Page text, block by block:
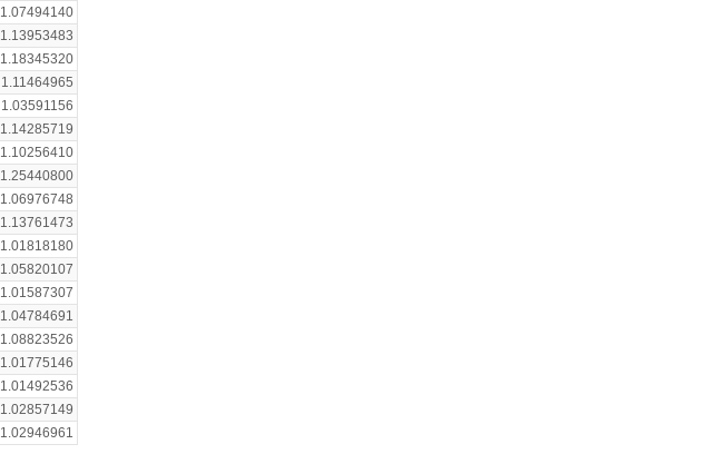
1.07494140
1.13953483
1.18345320
1.11464965
1.03591156
1.14285719
1.10256410
1.25440800
1.06976748
1.13761473
1.01818180
1.05820107
1.01587307
1.04784691
1.08823526
1.01775146
1.01492536
1.02857149
1.02946961